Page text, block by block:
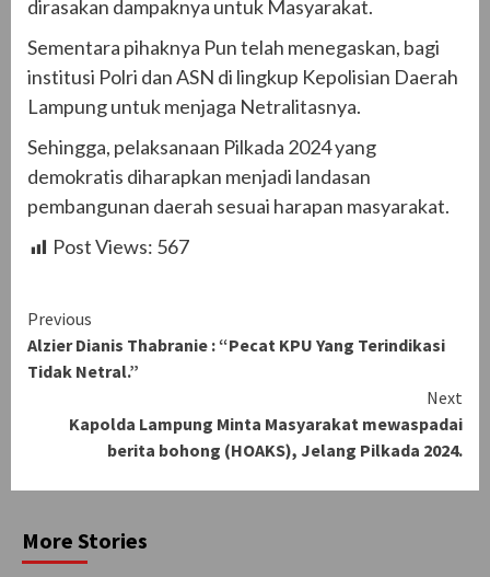
dirasakan dampaknya untuk Masyarakat.
Sementara pihaknya Pun telah menegaskan, bagi
institusi Polri dan ASN di lingkup Kepolisian Daerah
Lampung untuk menjaga Netralitasnya.
Sehingga, pelaksanaan Pilkada 2024 yang
demokratis diharapkan menjadi landasan
pembangunan daerah sesuai harapan masyarakat.
Post Views: 567
Continue
Reading
Previous
Alzier Dianis Thabranie : “Pecat KPU Yang Terindikasi
Tidak Netral.”
Next
Kapolda Lampung Minta Masyarakat mewaspadai
berita bohong (HOAKS), Jelang Pilkada 2024.
More Stories